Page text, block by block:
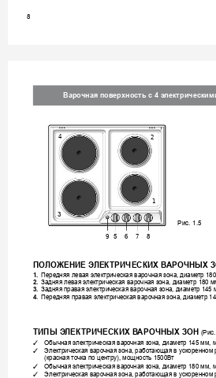
8
Варочная поверхность с 4 э
4 2
1
3
Рис. 1.5
5 6
9 7 8
ПОЛОЖЕНИЕ ЭЛЕКТРИЧЕСКИХ ВАРОЧНЫХ
1. Передняя левая электрическая варочная зона, диаметр
2. Задняя левая электрическая варочная зона, диаметр 180
3. Задняя правая электрическая варочная зона, диаметр 145
4. Передняя правая электрическая варочная зона, диаметр
ТИПЫ ЭЛЕКТРИЧЕСКИХ ВАРОЧНЫХ ЗОН
✓ Обычная электрическая варочная зона, диаметр 145 мм,
✓ Электрическая варочная зона, работающая в ускоренном
(красная точка по центру), мощность 1500Вт
✓ Обычная электрическая варочная зона, диаметр 180 мм,
✓ Электрическая варочная зона, работающая в ускоренном